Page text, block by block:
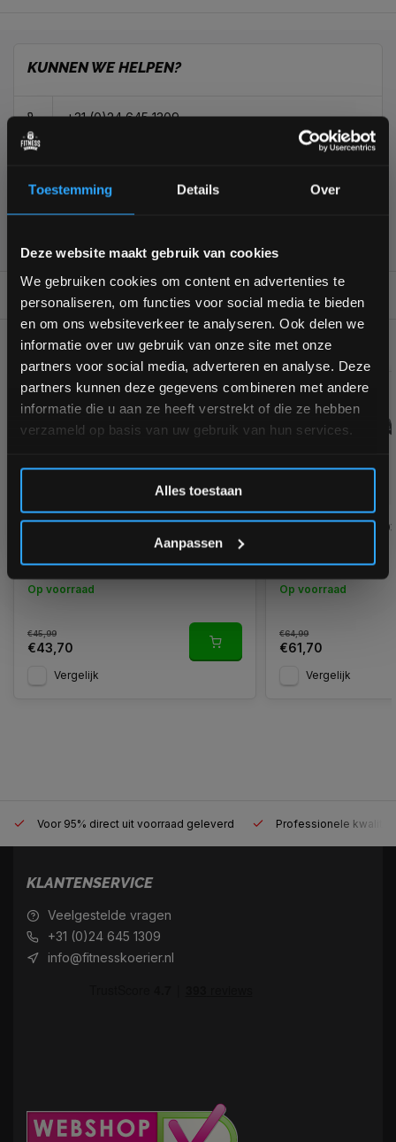
Toestemming Details Over
Deze website maakt gebruik van cookies
We gebruiken cookies om content en advertenties te
personaliseren, om functies voor social media te bieden
en om ons websiteverkeer te analyseren. Ook delen we
informatie over uw gebruik van onze site met onze
partners voor social media, adverteren en analyse. Deze
partners kunnen deze gegevens combineren met andere
informatie die u aan ze heeft verstrekt of die ze hebben
verzameld op basis van uw gebruik van hun services.
Alles toestaan
Aanpassen
KUNNEN WE HELPEN?
+31 (0)24 645 1309
REVIEWS
GERELATEERDE PRODUCTEN
-5%
Lifemaxx LMX2301 Foam grip
Op voorraad
€45,99
€43,70
Vergelijk
Lifemaxx
Op voorraad
€64,99
€61,70
Vergelijk
Voor 95% direct uit voorraad geleverd Professionele
KLANTENSERVICE
Veelgestelde vragen
+31 (0)24 645 1309
info@fitnesskoerier.nl
Bam! 5% korting op je volgende
Schrijf je in voor onze nieuwsbrief om op de hoogte te
blijven over onze nieuwe producten, deals en meer
interessante info. Ontvang 5% korting op je eerstvolgende
aankoop! 😀
Inschrijven
*Verzendkosten vallen buiten de korting